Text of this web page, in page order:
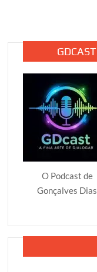
O Podcast de
Gonçalves Dias